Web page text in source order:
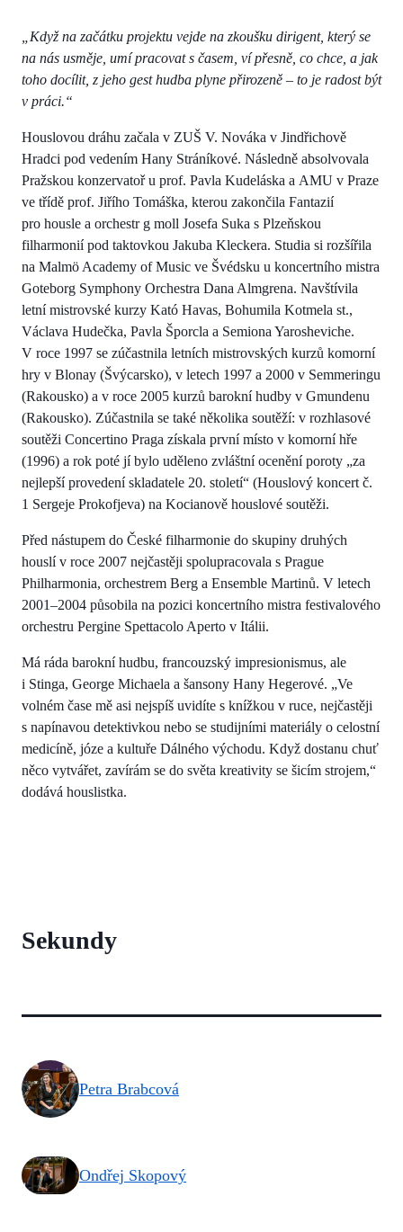
„Když na začátku projektu vejde na zkoušku dirigent, který se
na nás usměje, umí pracovat s časem, ví přesně, co chce, a jak
toho docílit, z jeho gest hudba plyne přirozeně – to je radost být
v práci.“
Houslovou dráhu začala v ZUŠ V. Nováka v Jindřichově
Hradci pod vedením Hany Stráníkové. Následně absolvovala
Pražskou konzervatoř u prof. Pavla Kudeláska a AMU v Praze
ve třídě prof. Jiřího Tomáška, kterou zakončila Fantazií
pro housle a orchestr g moll Josefa Suka s Plzeňskou
filharmonií pod taktovkou Jakuba Kleckera. Studia si rozšířila
na Malmö Academy of Music ve Švédsku u koncertního mistra
Goteborg Symphony Orchestra Dana Almgrena. Navštívila
letní mistrovské kurzy Kató Havas, Bohumila Kotmela st.,
Václava Hudečka, Pavla Šporcla a Semiona Yarosheviche.
V roce 1997 se zúčastnila letních mistrovských kurzů komorní
hry v Blonay (Švýcarsko), v letech 1997 a 2000 v Semmeringu
(Rakousko) a v roce 2005 kurzů barokní hudby v Gmundenu
(Rakousko). Zúčastnila se také několika soutěží: v rozhlasové
soutěži Concertino Praga získala první místo v komorní hře
(1996) a rok poté jí bylo uděleno zvláštní ocenění poroty „za
nejlepší provedení skladatele 20. století“ (Houslový koncert č.
1 Sergeje Prokofjeva) na Kocianově houslové soutěži.
Před nástupem do České filharmonie do skupiny druhých
houslí v roce 2007 nejčastěji spolupracovala s Prague
Philharmonia, orchestrem Berg a Ensemble Martinů. V letech
2001–2004 působila na pozici koncertního mistra festivalového
orchestru Pergine Spettacolo Aperto v Itálii.
Má ráda barokní hudbu, francouzský impresionismus, ale
i Stinga, George Michaela a šansony Hany Hegerové. „Ve
volném čase mě asi nejspíš uvidíte s knížkou v ruce, nejčastěji
s napínavou detektivkou nebo se studijními materiály o celostní
medicíně, józe a kultuře Dálného východu. Když dostanu chuť
něco vytvářet, zavírám se do světa kreativity se šicím strojem,“
dodává houslistka.
Sekundy
Petra Brabcová
Ondřej Skopový